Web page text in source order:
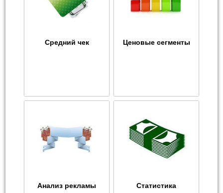
Средний чек Ценовые сегменты
Анализ рекламы
Статистика